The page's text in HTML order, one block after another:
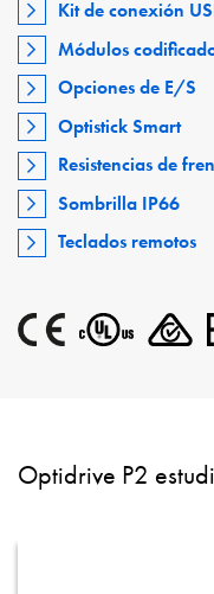
Kit de conexión
Módulos
Opciones de E/S
Optistick Smart
Resistencias de
Sombrilla IP66
Teclados remotos
Optidrive P2